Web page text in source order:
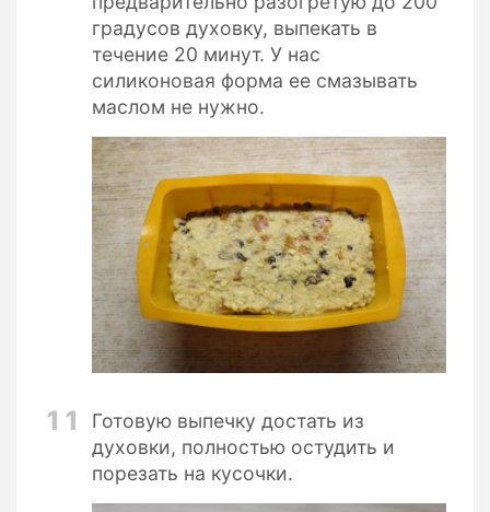
градусов духовку, выпекать в
течение 20 минут. У нас
силиконовая форма ее смазывать
маслом не нужно.
11
Готовую выпечку достать из
духовки, полностью остудить и
порезать на кусочки.